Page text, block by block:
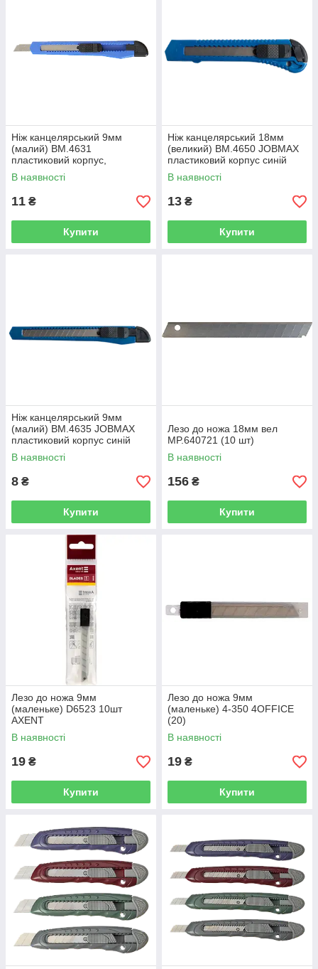
Ніж канцелярський 9мм
(малий) BM.4631
пластиковий корпус,
механічний фіксатор
(60/1200)
В наявності
11 ₴
Купити
Ніж канцелярський 18мм
(великий) BM.4650 JOBMAX
пластиковий корпус синій
(24/576)
В наявності
13 ₴
Купити
Ніж канцелярський 9мм
(малий) BM.4635 JOBMAX
пластиковий корпус синій
(60/1200)
В наявності
8 ₴
Купити
Лезо до ножа 18мм вел
MP.640721 (10 шт)
В наявності
156 ₴
Купити
Лезо до ножа 9мм
(маленьке) D6523 10шт
AXENT
В наявності
19 ₴
Купити
Лезо до ножа 9мм
(маленьке) 4-350 4OFFICE
(20)
В наявності
19 ₴
Купити